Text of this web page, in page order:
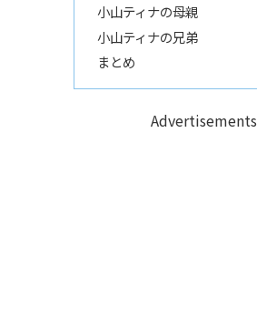
小山ティナの母親
小山ティナの兄弟
まとめ
Advertisements